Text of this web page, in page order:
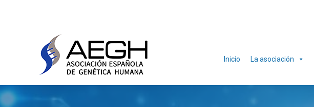
Inicio La asociación